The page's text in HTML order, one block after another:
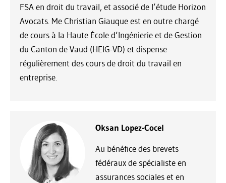
FSA en droit du travail, et associé de l’étude Horizon
Avocats. Me Christian Giauque est en outre chargé
de cours à la Haute École d’Ingénierie et de Gestion
du Canton de Vaud (HEIG-VD) et dispense
régulièrement des cours de droit du travail en
entreprise.
Oksan Lopez-Cocel
Au bénéfice des brevets
fédéraux de spécialiste en
assurances sociales et en